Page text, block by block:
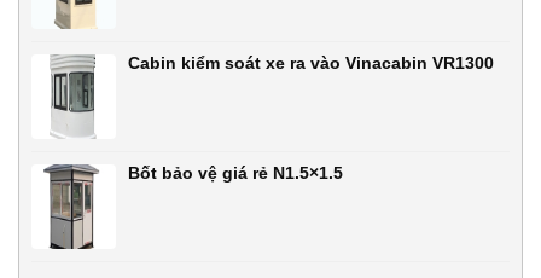
Cabin kiểm soát xe ra vào Vinacabin VR1300
Bốt bảo vệ giá rẻ N1.5×1.5